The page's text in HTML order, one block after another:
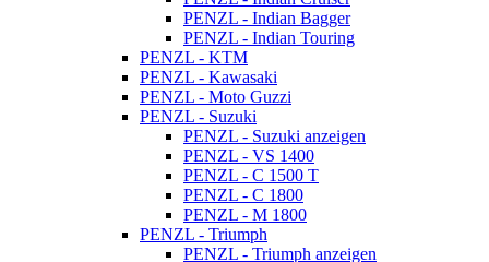
PENZL - Indian Bagger
PENZL - Indian Touring
PENZL - KTM
PENZL - Kawasaki
PENZL - Moto Guzzi
PENZL - Suzuki
PENZL - Suzuki anzeigen
PENZL - VS 1400
PENZL - C 1500 T
PENZL - C 1800
PENZL - M 1800
PENZL - Triumph
PENZL - Triumph anzeigen